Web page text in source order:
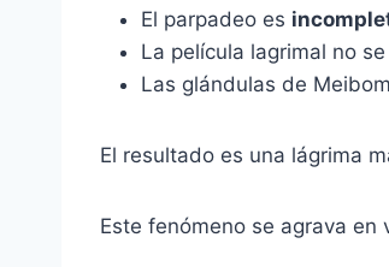
El parpadeo es
La película lagrimal no
Las glándulas de
El resultado es una lágrima
Este fenómeno se agrava en